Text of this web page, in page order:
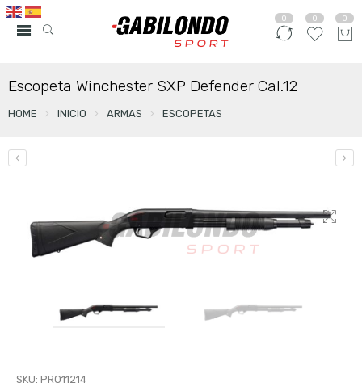
0 0 0
Escopeta Winchester SXP Defender Cal.12
HOME INICIO ARMAS ESCOPETAS
SKU: PRO11214